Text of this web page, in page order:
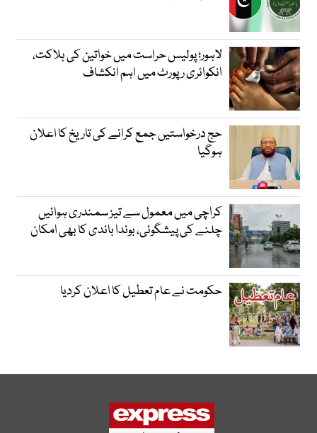
لاہور؛ پولیس حراست میں خواتین کی ہلاکت،
انکوائری رپورٹ میں اہم انکشاف
حج درخواستیں جمع کرانے کی تاریخ کا اعلان
ہوگیا
کراچی میں معمول سے تیز سمندری ہوائیں
چلنے کی پیشگوئی، بوندا باندی کا بھی امکان
حکومت نے عام تعطیل کا اعلان کردیا